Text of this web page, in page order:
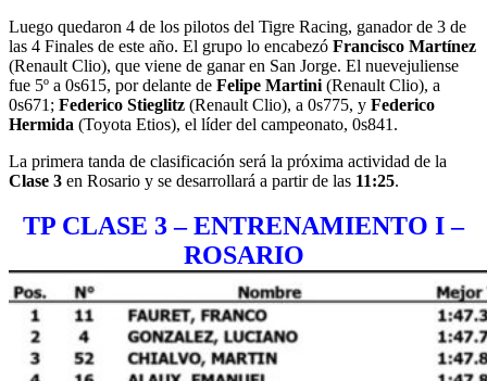
Luego quedaron 4 de los pilotos del Tigre Racing, ganador de 3 de
las 4 Finales de este año. El grupo lo encabezó Francisco Martínez
(Renault Clio), que viene de ganar en San Jorge. El nuevejuliense
fue 5º a 0s615, por delante de Felipe Martini (Renault Clio), a
0s671; Federico Stieglitz (Renault Clio), a 0s775, y Federico
Hermida (Toyota Etios), el líder del campeonato, 0s841.
La primera tanda de clasificación será la próxima actividad de la
Clase 3 en Rosario y se desarrollará a partir de las 11:25.
TP CLASE 3 – ENTRENAMIENTO I –
ROSARIO